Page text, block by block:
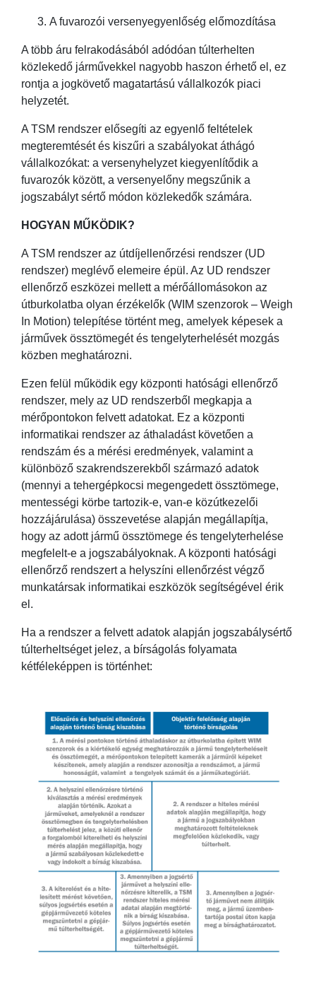
A fuvarozói versenyegyenlőség előmozdítása
A több áru felrakodásából adódóan túlterhelten
közlekedő járművekkel nagyobb haszon érhető el, ez
rontja a jogkövető magatartású vállalkozók piaci
helyzetét.
A TSM rendszer elősegíti az egyenlő feltételek
megteremtését és kiszűri a szabályokat áthágó
vállalkozókat: a versenyhelyzet kiegyenlítődik a
fuvarozók között, a versenyelőny megszűnik a
jogszabályt sértő módon közlekedők számára.
HOGYAN MŰKÖDIK?
A TSM rendszer az útdíjellenőrzési rendszer (UD
rendszer) meglévő elemeire épül. Az UD rendszer
ellenőrző eszközei mellett a mérőállomásokon az
útburkolatba olyan érzékelők (WIM szenzorok – Weigh
In Motion) telepítése történt meg, amelyek képesek a
járművek össztömegét és tengelyterhelését mozgás
közben meghatározni.
Ezen felül működik egy központi hatósági ellenőrző
rendszer, mely az UD rendszerből megkapja a
mérőpontokon felvett adatokat. Ez a központi
informatikai rendszer az áthaladást követően a
rendszám és a mérési eredmények, valamint a
különböző szakrendszerekből származó adatok
(mennyi a tehergépkocsi megengedett össztömege,
mentességi körbe tartozik-e, van-e közútkezelői
hozzájárulása) összevetése alapján megállapítja,
hogy az adott jármű össztömege és tengelyterhelése
megfelelt-e a jogszabályoknak. A központi hatósági
ellenőrző rendszert a helyszíni ellenőrzést végző
munkatársak informatikai eszközök segítségével érik
el.
Ha a rendszer a felvett adatok alapján jogszabálysértő
túlterheltséget jelez, a bírságolás folyamata
kétféleképpen is történhet: